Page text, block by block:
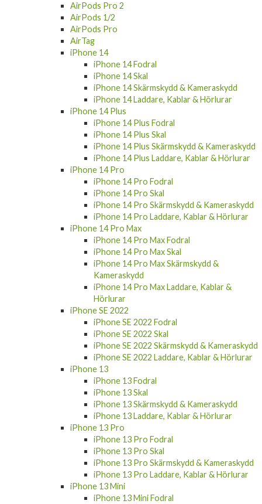
AirPods Pro 2
AirPods 1/2
AirPods Pro
AirTag
iPhone 14
iPhone 14 Fodral
iPhone 14 Skal
iPhone 14 Skärmskydd & Kameraskydd
iPhone 14 Laddare, Kablar & Hörlurar
iPhone 14 Plus
iPhone 14 Plus Fodral
iPhone 14 Plus Skal
iPhone 14 Plus Skärmskydd & Kameraskydd
iPhone 14 Plus Laddare, Kablar & Hörlurar
iPhone 14 Pro
iPhone 14 Pro Fodral
iPhone 14 Pro Skal
iPhone 14 Pro Skärmskydd & Kameraskydd
iPhone 14 Pro Laddare, Kablar & Hörlurar
iPhone 14 Pro Max
iPhone 14 Pro Max Fodral
iPhone 14 Pro Max Skal
iPhone 14 Pro Max Skärmskydd &
Kameraskydd
iPhone 14 Pro Max Laddare, Kablar &
Hörlurar
iPhone SE 2022
iPhone SE 2022 Fodral
iPhone SE 2022 Skal
iPhone SE 2022 Skärmskydd & Kameraskydd
iPhone SE 2022 Laddare, Kablar & Hörlurar
iPhone 13
iPhone 13 Fodral
iPhone 13 Skal
iPhone 13 Skärmskydd & Kameraskydd
iPhone 13 Laddare, Kablar & Hörlurar
iPhone 13 Pro
iPhone 13 Pro Fodral
iPhone 13 Pro Skal
iPhone 13 Pro Skärmskydd & Kameraskydd
iPhone 13 Pro Laddare, Kablar & Hörlurar
iPhone 13 Mini
iPhone 13 Mini Fodral